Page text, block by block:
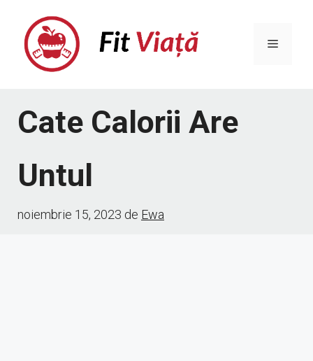
conținut
Meniu
Cate Calorii Are
Untul
noiembrie 15, 2023 de Ewa